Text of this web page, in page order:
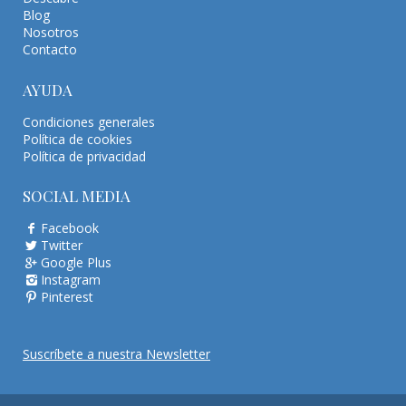
Blog
Nosotros
Contacto
AYUDA
Condiciones generales
Política de cookies
Política de privacidad
SOCIAL MEDIA
Facebook
Twitter
Google Plus
Instagram
Pinterest
Suscríbete a nuestra Newsletter